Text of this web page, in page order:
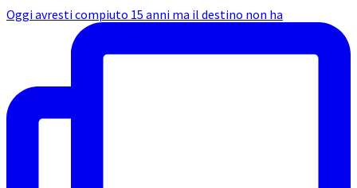
Oggi avresti compiuto 15 anni ma il destino non ha